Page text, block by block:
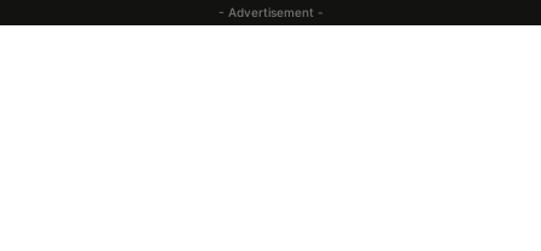
- Advertisement -